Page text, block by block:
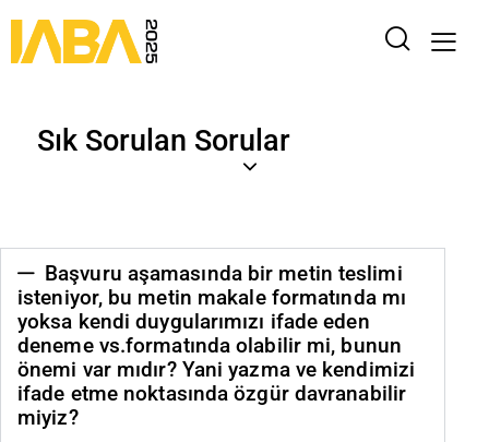
Sık Sorulan Sorular
Başvuru aşamasında bir metin teslimi
isteniyor, bu metin makale formatında mı
yoksa kendi duygularımızı ifade eden
deneme vs.formatında olabilir mi, bunun
önemi var mıdır? Yani yazma ve kendimizi
ifade etme noktasında özgür davranabilir
miyiz?